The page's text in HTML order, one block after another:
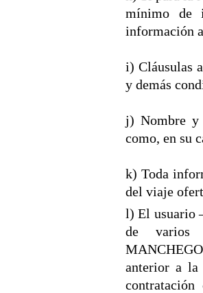
mínimo de
información
i) Cláusulas
y demás
j) Nombre y
como, en su
k) Toda
del viaje
l) El usuario
de varios
anterior a la